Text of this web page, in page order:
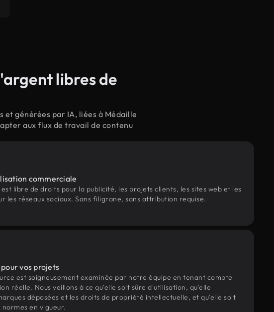
libres de
et générées par IA, liées à Médaille
aux flux de travail de contenu
commerciale
libre de droits pour la publicité, les projets clients, les sites web et les
les réseaux sociaux. Sans filigrane, sans attribution requise.
vos projets
est soigneusement examinée par notre équipe en tenant compte
réelle. Nous veillons à ce qu'elle soit sûre d'utilisation, qu'elle
déposées et les droits de propriété intellectuelle, et qu'elle soit
en vigueur.